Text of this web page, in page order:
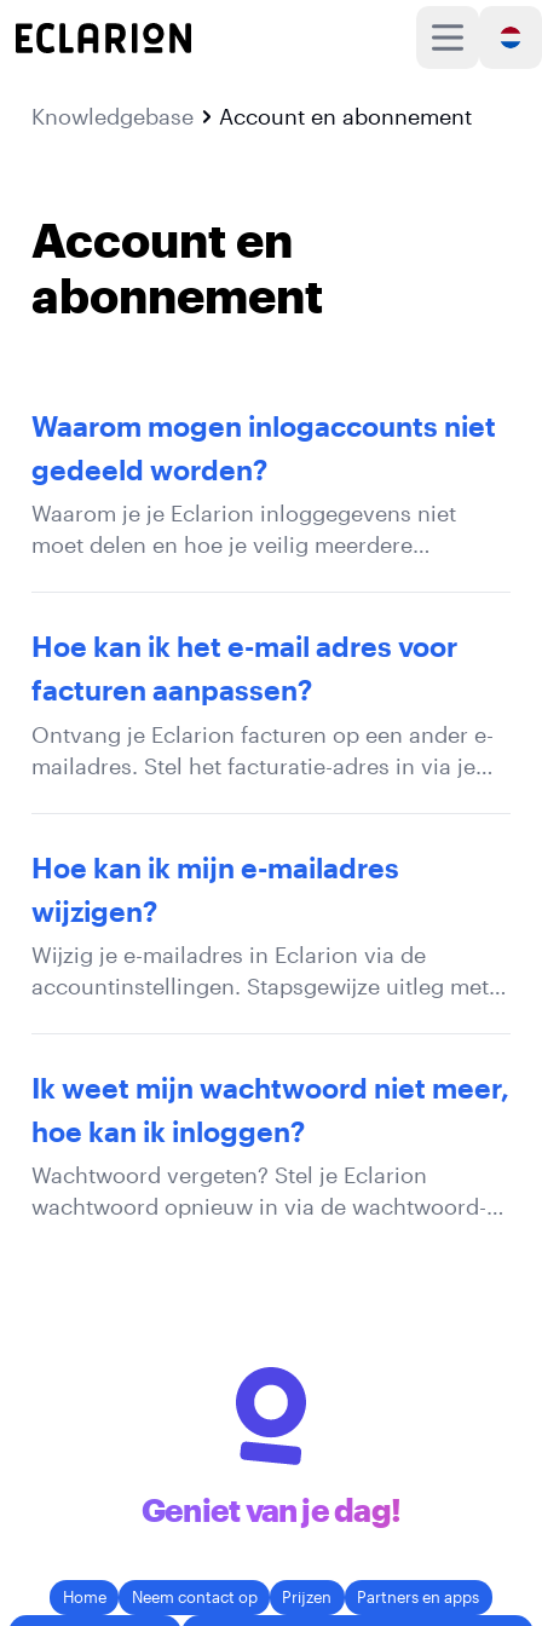
Knowledgebase Account en abonnement
Account en
abonnement
Waarom mogen inlogaccounts niet
gedeeld worden?
Waarom je je Eclarion inloggegevens niet
moet delen en hoe je veilig meerdere
Hoe kan ik het e-mail adres voor
facturen aanpassen?
Ontvang je Eclarion facturen op een ander e-
mailadres. Stel het facturatie-adres in via je
Hoe kan ik mijn e-mailadres
wijzigen?
Wijzig je e-mailadres in Eclarion via de
accountinstellingen. Stapsgewijze uitleg met
Ik weet mijn wachtwoord niet meer,
hoe kan ik inloggen?
Wachtwoord vergeten? Stel je Eclarion
wachtwoord opnieuw in via de wachtwoord-
Geniet van je dag!
Home Neem contact op Prijzen
Partners en apps